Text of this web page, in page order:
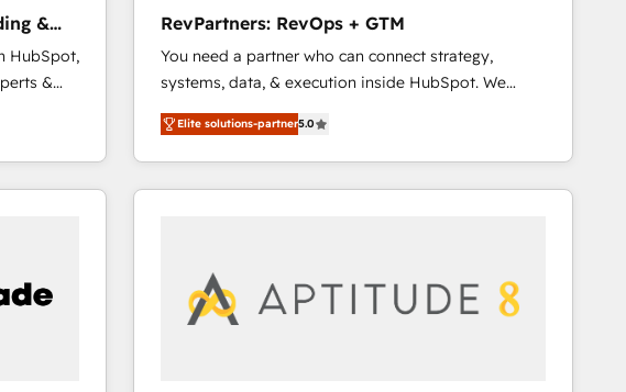
&
HubSpot,
&
RevPartners: RevOps + GTM
You need a partner who can connect strategy,
systems, data, & execution inside HubSpot. We
bridge the gap where most agencies fall short by
combining GTM strategy with technical execution to
solve the right problem with the right solution. As the
only firm in the world to hold Elite Partner
market execution. Why B2B Businesses Choose RP: -
Secure: Soc2 compliant 🛡️ - Pricing: Implementations
Elite solutions-partner5.0